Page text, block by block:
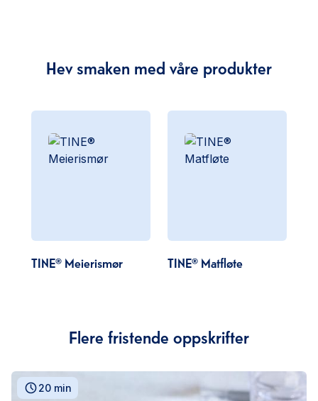
Hev smaken med våre produkter
TINE® Meierismør TINE® Matfløte
Flere fristende oppskrifter
20 min